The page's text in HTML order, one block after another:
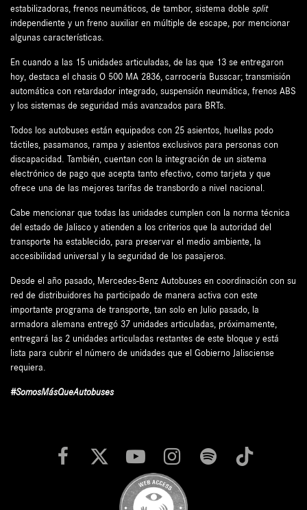
estabilizadoras, frenos neumáticos, de tambor, sistema doble split
independiente y un freno auxiliar en múltiple de escape, por mencionar
algunas características.
En cuando a las 15 unidades articuladas, de las que 13 se entregaron
hoy, destaca el chasis O 500 MA 2836, carrocería Busscar; transmisión
automática con retardador integrado, suspensión neumática, frenos ABS
y los sistemas de seguridad más avanzados para BRTs.
Todos los autobuses están equipados con 25 asientos, huellas podo
táctiles, pasamanos, rampa y asientos exclusivos para personas con
discapacidad. También, cuentan con la integración de un sistema
electrónico de pago que acepta tanto efectivo, como tarjeta y que
ofrece una de las mejores tarifas de transbordo a nivel nacional.
Cabe mencionar que todas las unidades cumplen con la norma técnica
del estado de Jalisco y atienden a los criterios que la autoridad del
transporte ha establecido, para preservar el medio ambiente, la
accesibilidad universal y la seguridad de los pasajeros.
Desde el año pasado, Mercedes-Benz Autobuses en coordinación con su
red de distribuidores ha participado de manera activa con este
importante programa de transporte, tan solo en Julio pasado, la
armadora alemana entregó 37 unidades articuladas, próximamente,
entregará las 2 unidades articuladas restantes de este bloque y está
lista para cubrir el número de unidades que el Gobierno Jalisciense
requiera.
#SomosMásQueAutobuses